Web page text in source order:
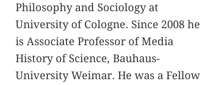
Philosophy and Sociology at
University of Cologne. Since 2008 he
is Associate Professor of Media
History of Science, Bauhaus-
University Weimar. He was a Fellow